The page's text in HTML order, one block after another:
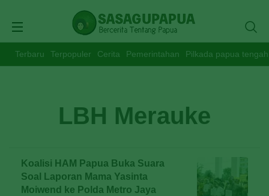
Terbaru Terpopuler Cerita Pemerintahan Pilkada papua tengah
LBH Merauke
Koalisi HAM Papua Buka Suara
Soal Laporan Mama Yasinta
Moiwend ke Polda Metro Jaya